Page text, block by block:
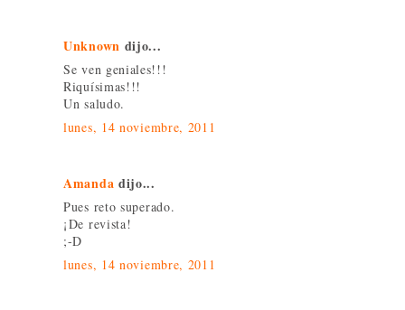
Unknown dijo...
Se ven geniales!!!
Riquísimas!!!
Un saludo.
lunes, 14 noviembre, 2011
Amanda dijo...
Pues reto superado.
¡De revista!
;-D
lunes, 14 noviembre, 2011